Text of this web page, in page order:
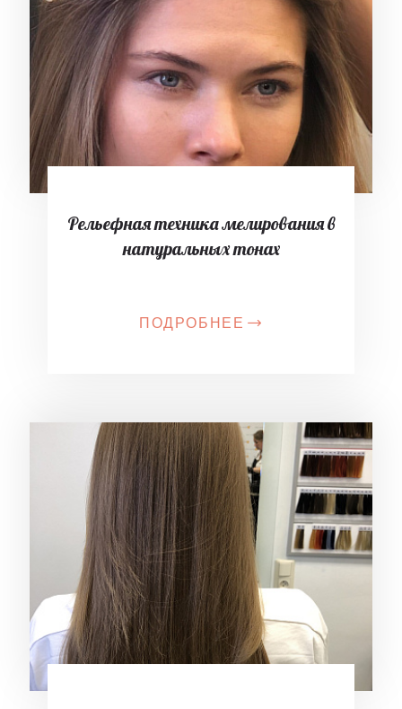
Рельефная техника мелирования в
натуральных тонах
ПОДРОБНЕЕ